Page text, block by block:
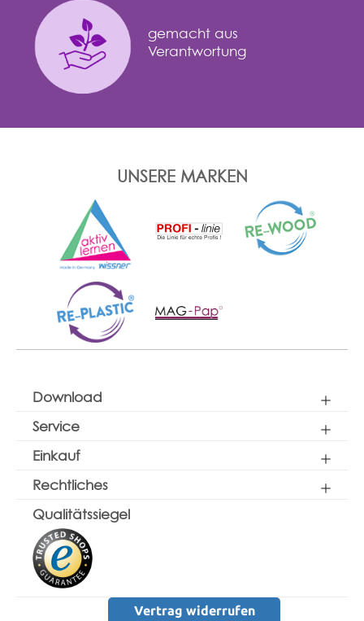
gemacht aus
Verantwortung
UNSERE MARKEN
Download
Service
Einkauf
Rechtliches
Qualitätssiegel
Vertrag widerrufen